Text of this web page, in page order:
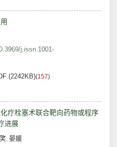
j.issn.1001-
(2242KB)(157)
疗栓塞术联合靶向药物或程序
进展
, 晏媛